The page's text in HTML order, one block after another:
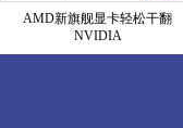
AMD新旗舰显卡轻松干翻
NVIDIA